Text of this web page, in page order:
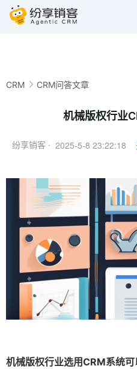
CRM CRM问答文章
机械版权行业
纷享销客 · 2025-5-8 23:22:18
机械版权行业选用CRM系统